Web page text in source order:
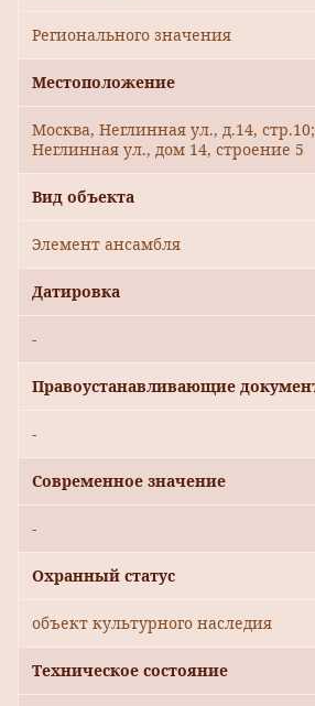
Регионального значения
Местоположение
Москва, Неглинная ул., д.14,
Неглинная ул., дом 14, строение 5
Вид объекта
Элемент ансамбля
Датировка
-
Правоустанавливающие
-
Современное значение
-
Охранный статус
объект культурного наследия
Техническое состояние